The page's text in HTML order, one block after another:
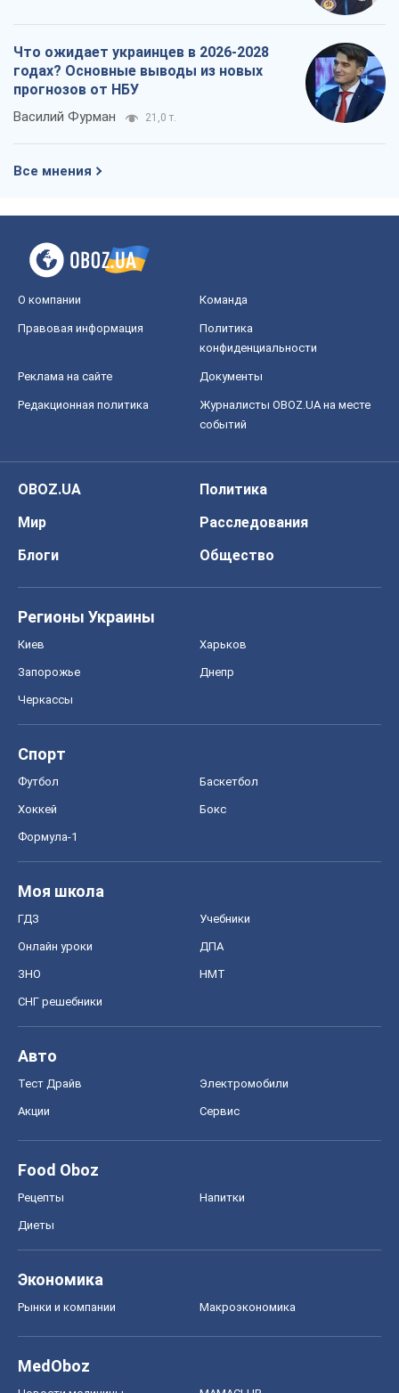
Что ожидает украинцев в 2026-2028
годах? Основные выводы из новых
прогнозов от НБУ
Василий Фурман 21,0 т.
Все мнения
О компании Команда
Правовая информация
Политика
конфиденциальности
Реклама на сайте Документы
Редакционная политика
Журналисты OBOZ.UA на месте
событий
OBOZ.UA
Политика
Мир
Расследования
Блоги
Общество
Регионы Украины
Киев Харьков
Запорожье Днепр
Черкассы
Спорт
Футбол Баскетбол
Хоккей Бокс
Формула-1
Моя школа
ГДЗ Учебники
Онлайн уроки ДПА
ЗНО НМТ
СНГ решебники
Авто
Тест Драйв Электромобили
Акции Сервис
Food Oboz
Рецепты Напитки
Диеты
Экономика
Рынки и компании Mакроэкономика
MedOboz